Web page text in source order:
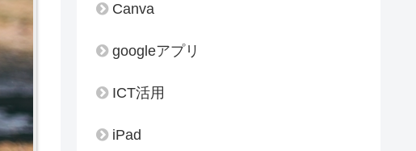
Canva
googleアプリ
ICT活用
iPad